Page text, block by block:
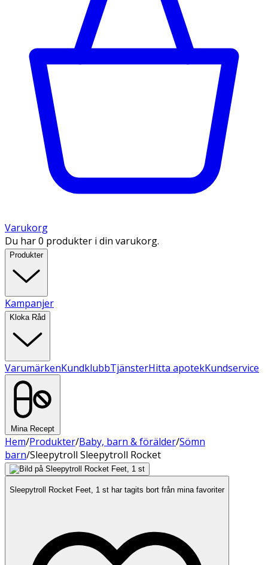
Varukorg
Du har 0 produkter i din varukorg.
Produkter
Kampanjer
Kloka Råd
VarumärkenKundklubbTjänsterHitta apotekKundservice
Mina Recept
Hem/Produkter/Baby, barn & förälder/Sömn
barn/Sleepytroll Sleepytroll Rocket
Sleepytroll Rocket Feet, 1 st har tagits bort från mina favoriter